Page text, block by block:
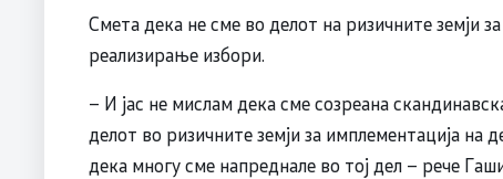
Смета дека не сме во делот на ризичните земји
реализирање избори.
– И јас не мислам дека сме созреана
делот во ризичните земји за имплементација
дека многу сме напреднале во тој дел – рече